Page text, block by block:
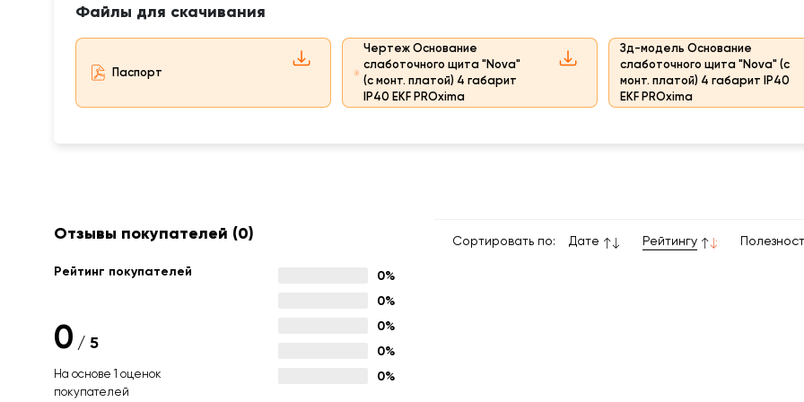
Файлы для скачивания
Паспорт
Чертеж Основание
слаботочного щита "Nova"
(с монт. платой) 4 габарит
IP40 EKF PROxima
Зд-модель Основание
слаботочного щита "Nova" (с
монт. платой) 4 габарит IP40
EKF PROxima
Отзывы покупателей (0)
Рейтинг покупателей
0 / 5
На основе 1 оценок
покупателей
0%
0%
0%
0%
0%
Сортировать по: Дате Рейтингу